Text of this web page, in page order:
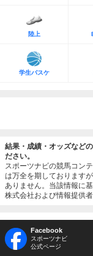
陸上
学生バスケ
結果・成績・オッズなど
ださい。
スポーツナビの競馬コン
は万全を期しております
ありません。当該情報に
株式会社および情報提供
Facebook
スポーツナビ
公式ページ